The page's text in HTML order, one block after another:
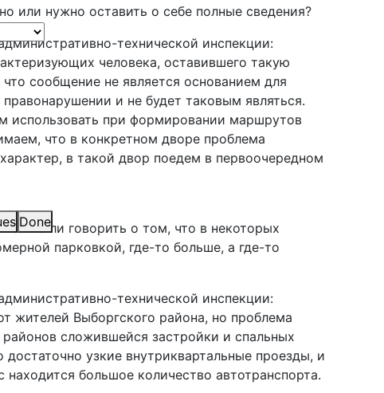
Done
или нужно оставить о себе полные сведения?
технической инспекции:
человека, оставившего такую
сообщение не является основанием для
и не будет таковым являться.
при формировании маршрутов
что в конкретном дворе проблема
в такой двор поедем в первоочередном
ли говорить о том, что в некоторых
парковкой, где-то больше, а где-то
технической инспекции:
жителей Выборгского района, но проблема
сложившейся застройки и спальных
узкие внутриквартальные проезды, и
большое количество автотранспорта.